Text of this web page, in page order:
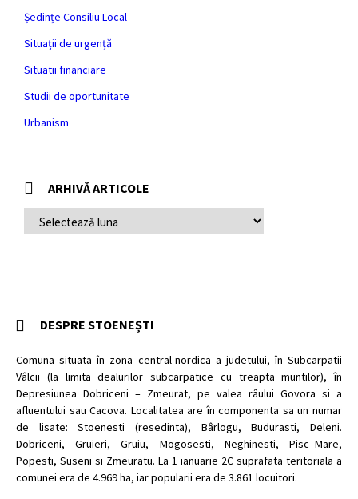
Ședințe Consiliu Local
Situații de urgență
Situatii financiare
Studii de oportunitate
Urbanism
ARHIVĂ ARTICOLE
ARTICOLE
DESPRE STOENEȘTI
Comuna situata în zona central-nordica a judetului, în Subcarpatii
Vâlcii (la limita dealurilor subcarpatice cu treapta muntilor), în
Depresiunea Dobriceni – Zmeurat, pe valea râului Govora si a
afluentului sau Cacova. Localitatea are în componenta sa un numar
de lisate: Stoenesti (resedinta), Bârlogu, Budurasti, Deleni.
Dobriceni, Gruieri, Gruiu, Mogosesti, Neghinesti, Pisc–Mare,
Popesti, Suseni si Zmeuratu. La 1 ianuarie 2C suprafata teritoriala a
comunei era de 4.969 ha, iar popularii era de 3.861 locuitori.